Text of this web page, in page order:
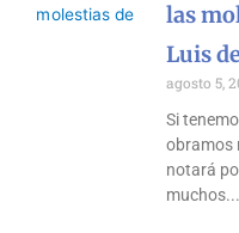
las
Luis
agosto 5,
Si
obramos
notará
muchos